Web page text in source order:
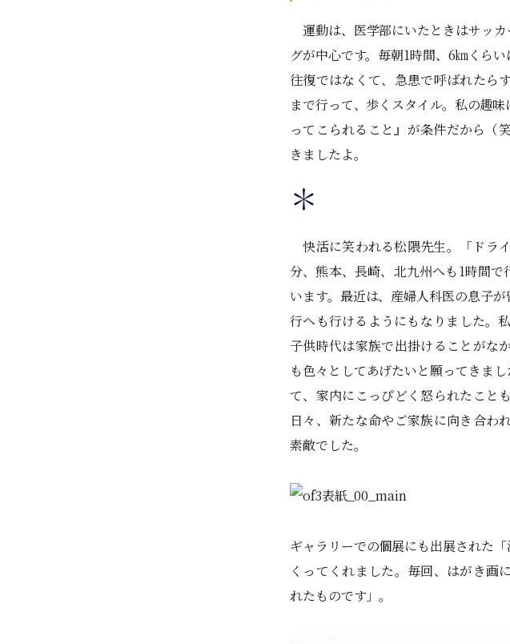
運動は、医学部にいたときはサッ
グが中心です。毎朝1時間、6㎞くら
往復ではなくて、急患で呼ばれたら
まで行って、歩くスタイル。私の趣
ってこられること』が条件だから（
きましたよ。
＊
快活に笑われる松隈先生。「ドラ
分、熊本、長崎、北九州へも1時間
います。最近は、産婦人科医の息子
行へも行けるようにもなりました。
子供時代は家族で出掛けることがな
も色々としてあげたいと願ってきま
て、家内にこっぴどく怒られたこと
日々、新たな命やご家族に向き合わ
素敵でした。
ギャラリーでの個展にも出展された
くってくれました。毎回、はがき画
れたものです」。